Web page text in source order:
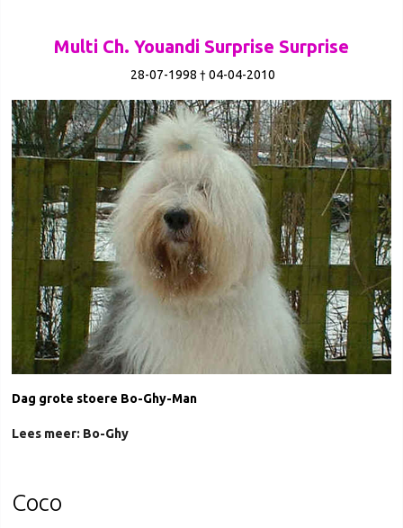
Multi Ch. Youandi Surprise Surprise
28-07-1998 † 04-04-2010
Dag grote stoere Bo-Ghy-Man
Lees meer: Bo-Ghy
Coco